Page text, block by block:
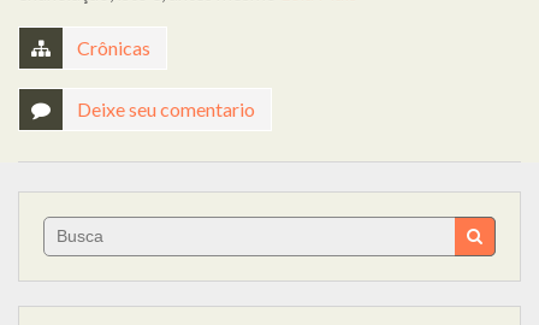
Crônicas
Deixe seu comentario
Search
for: